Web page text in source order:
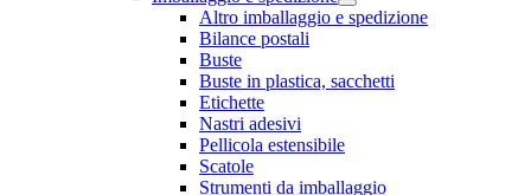
Altro imballaggio e spedizione
Bilance postali
Buste
Buste in plastica, sacchetti
Etichette
Nastri adesivi
Pellicola estensibile
Scatole
Strumenti da imballaggio